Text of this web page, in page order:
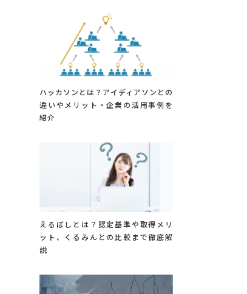
ハッカソンとは？アイディアソンとの
違いやメリット・企業の活用事例を
紹介
えるぼしとは？認定基準や取得メリ
ット、くるみんとの比較まで徹底解
説